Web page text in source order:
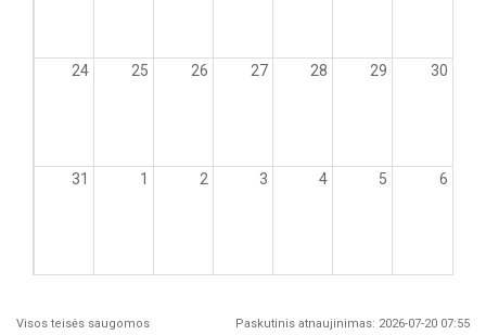
24 25 26 27 28 29 30
31 1 2 3 4 5 6
Visos teisės saugomos Paskutinis atnaujinimas: 2026-07-20 07:55